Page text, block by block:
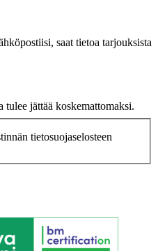
saat tietoa tarjouksista
jättää koskemattomaksi.
tietosuojaselosteen